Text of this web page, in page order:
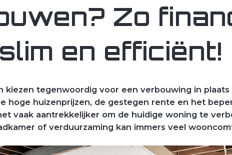
Zo
en efficiënt!
kiezen tegenwoordig voor een verbouwing in plaats
hoge huizenprijzen, de gestegen rente en het
vaak aantrekkelijker om de huidige woning te
of verduurzaming kan immers veel